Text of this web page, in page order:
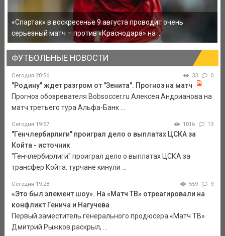
«Спартак» в воскресенье 9 августа проводит очень
серьезный матч – против «Краснодара» на ...
ФУТБОЛЬНЫЕ НОВОСТИ
Сегодня 20:56 33 0
"Родину" ждет разгром от "Зенита". Прогноз на матч
Прогноз обозревателя Bobsoccer.ru Алексея Андрианова на
матч третьего тура Альфа-Банк ...
Сегодня 19:57 1016 13
"Генчлербирлиги" проиграл дело о выплатах ЦСКА за
Койта - источник
"Генчлербирлиги" проиграл дело о выплатах ЦСКА за
трансфер Койта: турчане кинули ...
Сегодня 19:28 559 9
«Это был элемент шоу». На «Матч ТВ» отреагировали на
конфликт Генича и Нагучева
Первый заместитель генерального продюсера «Матч ТВ»
Дмитрий Рыжков раскрыл, ...